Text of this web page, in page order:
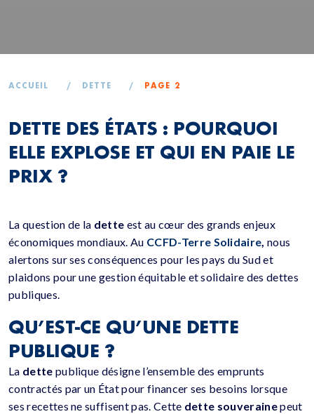
ACCUEIL / DETTE / PAGE 2
DETTE DES ÉTATS : POURQUOI
ELLE EXPLOSE ET QUI EN PAIE LE
PRIX ?
La question de la dette est au cœur des grands enjeux
économiques mondiaux. Au CCFD-Terre Solidaire, nous
alertons sur ses conséquences pour les pays du Sud et
plaidons pour une gestion équitable et solidaire des dettes
publiques.
QU’EST-CE QU’UNE DETTE
PUBLIQUE ?
La dette publique désigne l’ensemble des emprunts
contractés par un État pour financer ses besoins lorsque
ses recettes ne suffisent pas. Cette dette souverainepeut